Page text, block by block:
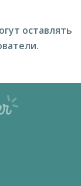
оставлять